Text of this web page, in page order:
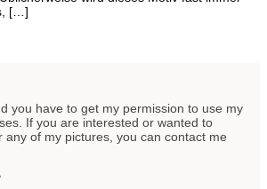
[…]
you have to get my permission to use my
If you are interested or wanted to
any of my pictures, you can contact me